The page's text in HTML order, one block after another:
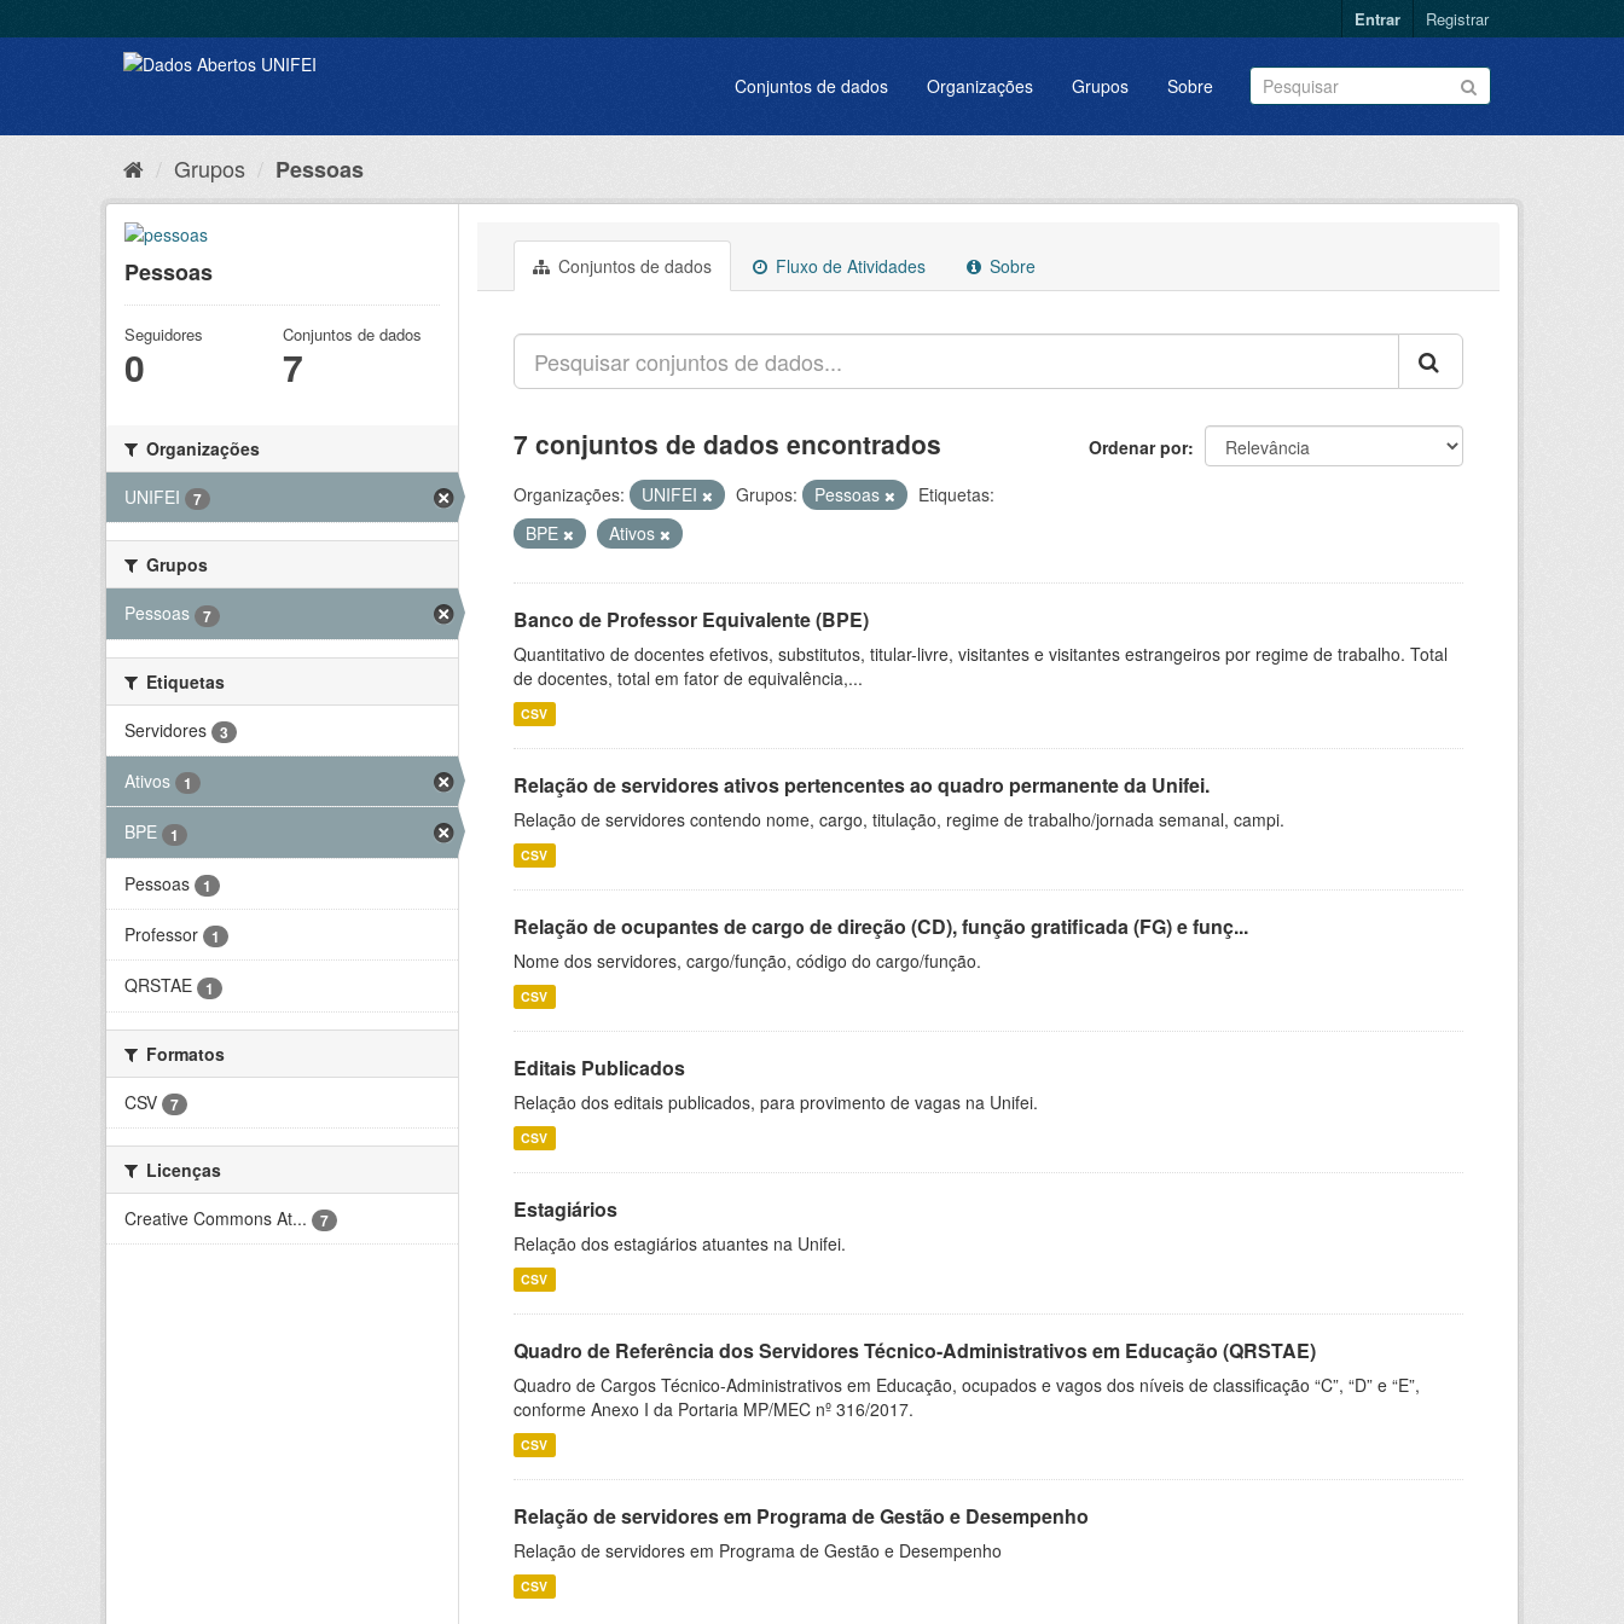
Entrar Registrar
Conjuntos de dados Organizações Grupos Sobre
Grupos Pessoas
Pessoas
Seguidores
0
Conjuntos de dados
7
Organizações
UNIFEI
7
Grupos
Pessoas
7
Etiquetas
Servidores
3
Ativos 1
BPE 1
Pessoas 1
Professor 1
QRSTAE 1
Formatos
CSV
7
Licenças
Creative Commons At...
7
Conjuntos de dados Fluxo de Atividades Sobre
Ordenar por
7 conjuntos de dados encontrados
Organizações: UNIFEI Grupos: Pessoas
Etiquetas:
BPE
Ativos
Banco de Professor Equivalente (BPE)
Quantitativo de docentes efetivos, substitutos, titular-livre, visitantes e visitantes estrangeiros por regime de trabalho. Total
de docentes, total em fator de equivalência,...
CSV
Relação de servidores ativos pertencentes ao quadro permanente da Unifei.
Relação de servidores contendo nome, cargo, titulação, regime de trabalho/jornada semanal, campi.
CSV
Relação de ocupantes de cargo de direção (CD), função gratificada (FG) e funç...
Nome dos servidores, cargo/função, código do cargo/função.
CSV
Editais Publicados
Relação dos editais publicados, para provimento de vagas na Unifei.
CSV
Estagiários
Relação dos estagiários atuantes na Unifei.
CSV
Quadro de Referência dos Servidores Técnico-Administrativos em Educação (QRSTAE)
Quadro de Cargos Técnico-Administrativos em Educação, ocupados e vagos dos níveis de classificação “C”, “D” e “E”,
conforme Anexo I da Portaria MP/MEC nº 316/2017.
CSV
Relação de servidores em Programa de Gestão e Desempenho
Relação de servidores em Programa de Gestão e Desempenho
CSV